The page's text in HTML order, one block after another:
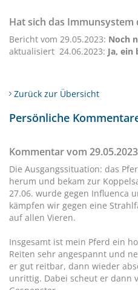
Hat sich das
Bericht vom 29.05.2023: Noch
aktualisiert 24.06.2023: Ja, ein
Zurück zur Übersicht
Persönliche
Kommentar vom 29.05.2023
Die Ausgangssituation: das
herum und bekam zur
27.06. wurde gegen Influenca
kämpfen wir gegen eine
auf allen Vieren.
Insgesamt ist mein Pferd ein
Reiten sehr angespannt und
er gut reitbar, dann wieder
unrittig. Dabei scheut er dann